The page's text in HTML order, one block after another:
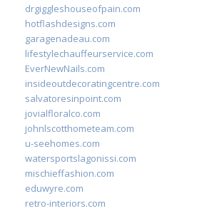
drgiggleshouseofpain.com
hotflashdesigns.com
garagenadeau.com
lifestylechauffeurservice.com
EverNewNails.com
insideoutdecoratingcentre.com
salvatoresinpoint.com
jovialfloralco.com
johnlscotthometeam.com
u-seehomes.com
watersportslagonissi.com
mischieffashion.com
eduwyre.com
retro-interiors.com